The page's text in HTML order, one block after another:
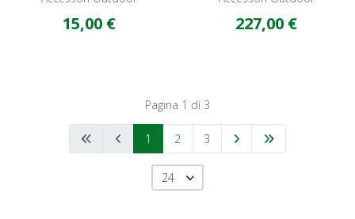
15,00 € 227,00 €
Pagina 1 di 3
1 2 3
24